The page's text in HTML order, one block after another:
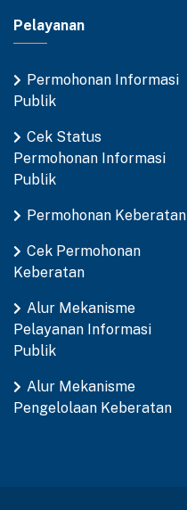
Pelayanan
Permohonan Informasi
Publik
Cek Status
Permohonan Informasi
Publik
Permohonan Keberatan
Cek Permohonan
Keberatan
Alur Mekanisme
Pelayanan Informasi
Publik
Alur Mekanisme
Pengelolaan Keberatan